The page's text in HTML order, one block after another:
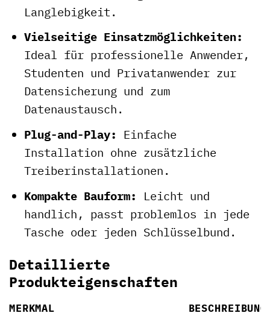
Langlebigkeit.
Vielseitige Einsatzmöglichkeiten:
Ideal für professionelle Anwender,
Studenten und Privatanwender zur
Datensicherung und zum
Datenaustausch.
Plug-and-Play: Einfache
Installation ohne zusätzliche
Treiberinstallationen.
Kompakte Bauform:
Leicht und
handlich, passt problemlos in jede
Tasche oder jeden Schlüsselbund.
Detaillierte
Produkteigenschaften
MERKMAL
BESCHREIBUNG